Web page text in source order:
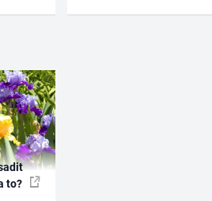
to?